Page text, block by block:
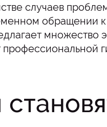
случаев
обращении к
множество